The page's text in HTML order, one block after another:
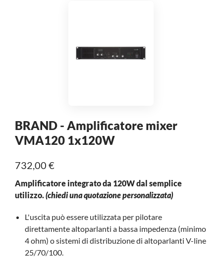
BRAND - Amplificatore mixer
VMA120 1x120W
732,00 €
Amplificatore integrato da 120W dal semplice
utilizzo. (chiedi una quotazione personalizzata)
L'uscita può essere utilizzata per pilotare
direttamente altoparlanti a bassa impedenza (minimo
4 ohm) o sistemi di distribuzione di altoparlanti V-line
25/70/100.